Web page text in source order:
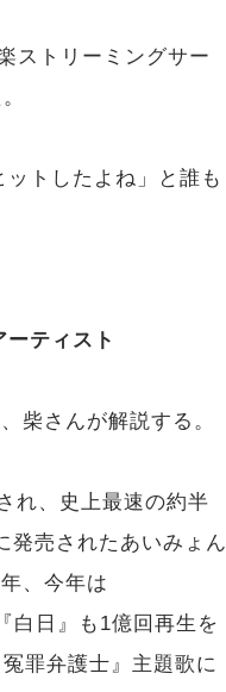
ストリーミングサー
トしたよね」と誰も
ティスト
柴さんが解説する。
れ、史上最速の約半
発売されたあいみょん
、今年は
白日』も1億回再生を
罪弁護士』主題歌に